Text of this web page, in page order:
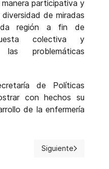
participativa y
de miradas
región a fin de
colectiva y
problemáticas
de Políticas
con hechos su
de la enfermería
manifiesta su apoyo en la
Artículo siguiente: II
Siguiente